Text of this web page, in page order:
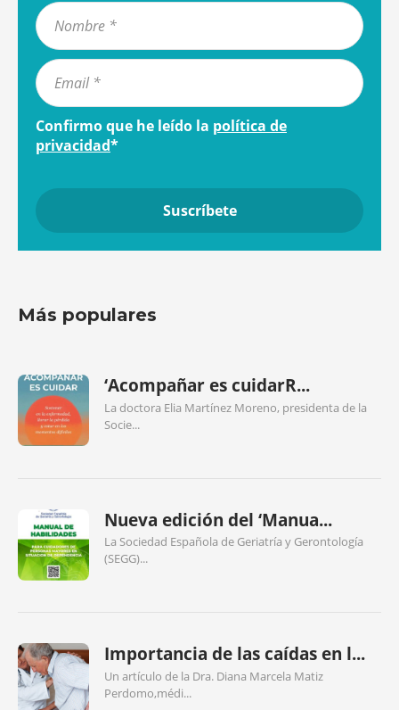
Confirmo que he leído la política de
privacidad*
Más populares
‘Acompañar es cuidarR...
La doctora Elia Martínez Moreno, presidenta de la
Socie...
Nueva edición del ‘Manua...
La Sociedad Española de Geriatría y Gerontología
(SEGG)...
Importancia de las caídas en l...
Un artículo de la Dra. Diana Marcela Matiz
Perdomo,médi...